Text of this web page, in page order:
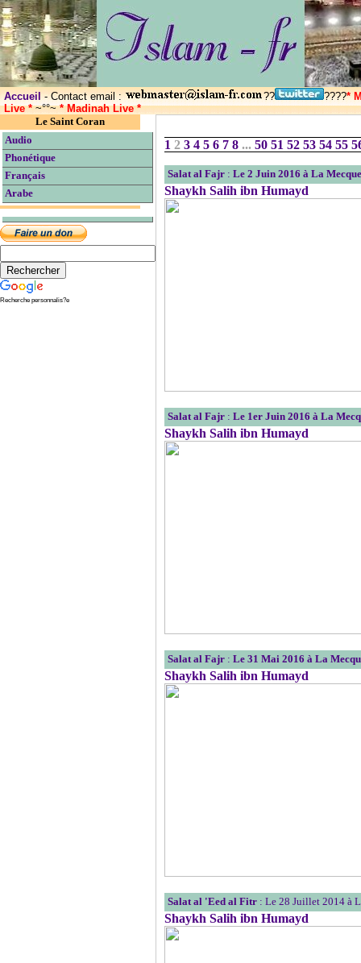
Accueil- Contact email : ?? ????*
Live *~°°~* Madinah Live *
Le Saint Coran
Audio
Phonétique
Français
Arabe
Recherche personnalis?e
1 2 3 4 5 6 7 8 ... 50 51 52 53 54 55
Salat al Fajr : Le 2 Juin 2016 à La Mecque
Shaykh Salih ibn Humayd
Salat al Fajr : Le 1er Juin 2016 à La
Shaykh Salih ibn Humayd
Salat al Fajr : Le 31 Mai 2016 à La
Shaykh Salih ibn Humayd
Salat al 'Eed al Fitr : Le 28 Juillet 2014 à
Shaykh Salih ibn Humayd